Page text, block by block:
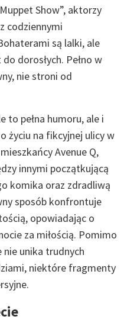
Show”, aktorzy
codziennymi
są lalki, ale
dorosłych. Pełno w
nie stroni od
to pełna humoru, ale i
życiu na fikcyjnej ulicy w
Avenue Q,
innymi początkującą
komika oraz zdradliwą
sposób konfrontuje
opowiadając o
za miłością. Pomimo
unika trudnych
niektóre fragmenty